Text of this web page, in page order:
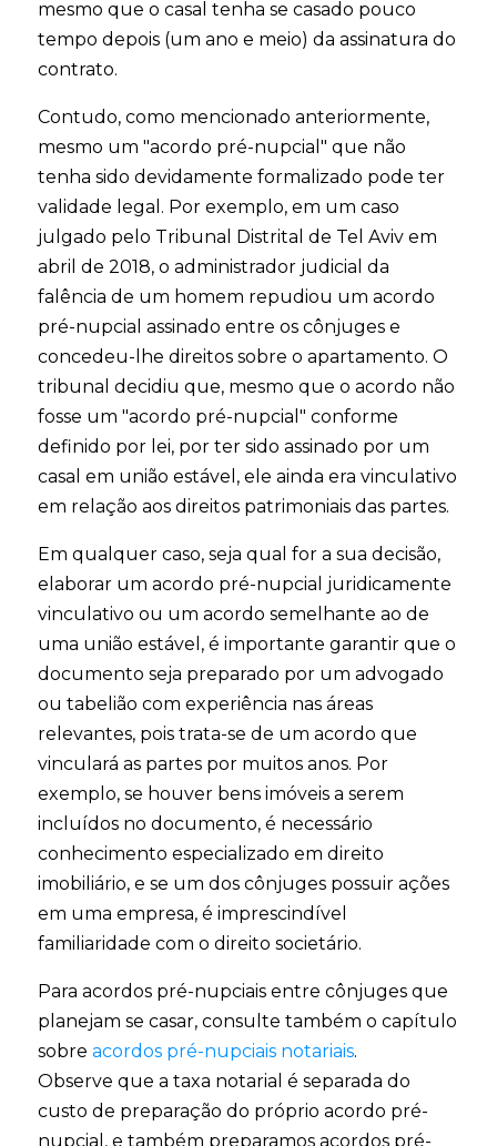
mesmo que o casal tenha se casado pouco
tempo depois (um ano e meio) da assinatura do
contrato.
Contudo, como mencionado anteriormente,
mesmo um "acordo pré-nupcial" que não
tenha sido devidamente formalizado pode ter
validade legal. Por exemplo, em um caso
julgado pelo Tribunal Distrital de Tel Aviv em
abril de 2018, o administrador judicial da
falência de um homem repudiou um acordo
pré-nupcial assinado entre os cônjuges e
concedeu-lhe direitos sobre o apartamento. O
tribunal decidiu que, mesmo que o acordo não
fosse um "acordo pré-nupcial" conforme
definido por lei, por ter sido assinado por um
casal em união estável, ele ainda era vinculativo
em relação aos direitos patrimoniais das partes.
Em qualquer caso, seja qual for a sua decisão,
elaborar um acordo pré-nupcial juridicamente
vinculativo ou um acordo semelhante ao de
uma união estável, é importante garantir que o
documento seja preparado por um advogado
ou tabelião com experiência nas áreas
relevantes, pois trata-se de um acordo que
vinculará as partes por muitos anos. Por
exemplo, se houver bens imóveis a serem
incluídos no documento, é necessário
conhecimento especializado em direito
imobiliário, e se um dos cônjuges possuir ações
em uma empresa, é imprescindível
familiaridade com o direito societário.
Para acordos pré-nupciais entre cônjuges que
planejam se casar, consulte também o capítulo
sobre acordos pré-nupciais notariais.
Observe que a taxa notarial é separada do
custo de preparação do próprio acordo pré-
nupcial, e também preparamos acordos pré-